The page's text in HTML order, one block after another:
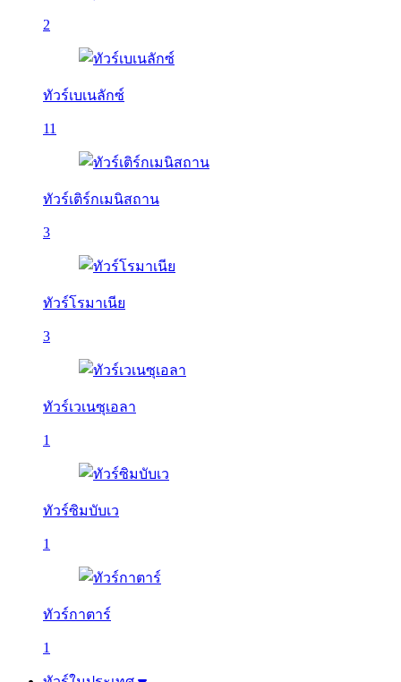
2
ทัวร์เบเนลักซ์
11
ทัวร์เติร์กเมนิสถาน
3
ทัวร์โรมาเนีย
3
ทัวร์เวเนซุเอลา
1
ทัวร์ซิมบับเว
1
ทัวร์กาตาร์
1